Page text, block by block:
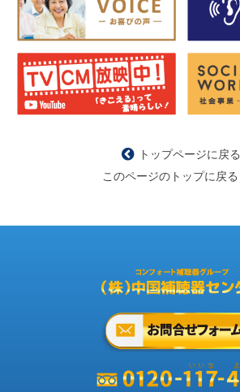
トップページに戻る
このページのトップに戻る